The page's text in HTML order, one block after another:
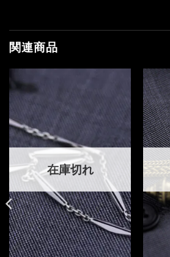
関連商品
在庫切れ